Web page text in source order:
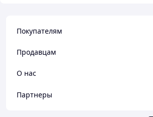
Покупателям
Продавцам
О нас
Партнеры